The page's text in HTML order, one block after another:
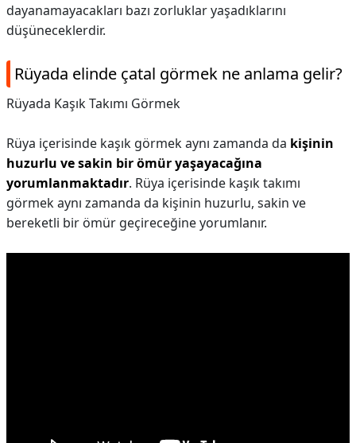
dayanamayacakları bazı zorluklar yaşadıklarını
düşüneceklerdir.
Rüyada elinde çatal görmek ne anlama gelir?
Rüyada Kaşık Takımı Görmek
Rüya içerisinde kaşık görmek aynı zamanda da kişinin
huzurlu ve sakin bir ömür yaşayacağına
yorumlanmaktadır. Rüya içerisinde kaşık takımı
görmek aynı zamanda da kişinin huzurlu, sakin ve
bereketli bir ömür geçireceğine yorumlanır.